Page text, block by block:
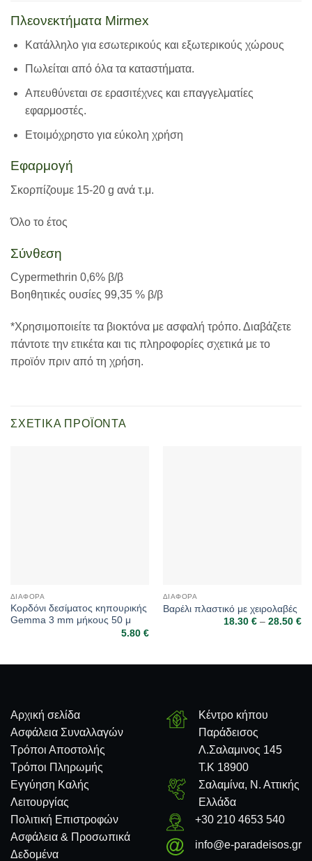
Πλεονεκτήματα Mirmex
Κατάλληλο για εσωτερικούς και εξωτερικούς χώρους
Πωλείται από όλα τα καταστήματα.
Απευθύνεται σε ερασιτέχνες και επαγγελματίες
εφαρμοστές.
Ετοιμόχρηστο για εύκολη χρήση
Εφαρμογή
Σκορπίζουμε 15-20 g ανά τ.μ.
Όλο το έτος
Σύνθεση
Cypermethrin 0,6% β/β
Βοηθητικές ουσίες 99,35 % β/β
*Χρησιμοποιείτε τα βιοκτόνα με ασφαλή τρόπο. Διαβάζετε
πάντοτε την ετικέτα και τις πληροφορίες σχετικά με το
προϊόν πριν από τη χρήση.
ΣΧΕΤΙΚΆ ΠΡΟΪΌΝΤΑ
ΔΙΆΦΟΡΑ
Κορδόνι δεσίματος κηπουρικής
Gemma 3 mm μήκους 50 μ
5.80€
ΔΙΆΦΟΡΑ
Βαρέλι πλαστικό με χειρολαβές
18.30€ – 28.50€
Αρχική σελίδα
Ασφάλεια Συναλλαγών
Τρόποι Αποστολής
Τρόποι Πληρωμής
Εγγύηση Καλής
Λειτουργίας
Πολιτική Επιστροφών
Ασφάλεια & Προσωπικά
Δεδομένα
Κέντρο κήπου
Παράδεισος
Λ.Σαλαμινος 145
Τ.Κ 18900
Σαλαμίνα, Ν. Αττικής
Ελλάδα
+30 210 4653 540
info@e-paradeisos.gr